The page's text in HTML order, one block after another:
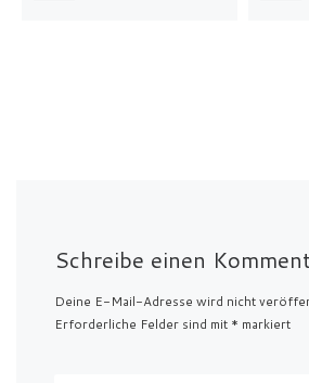
Schreibe einen
Deine E-Mail-Adresse wird nicht
Erforderliche Felder sind mit * markiert